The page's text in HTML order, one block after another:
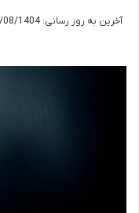
آخرین به روز رسانی: 12/08/1404